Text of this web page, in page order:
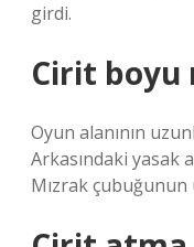
girdi.
Cirit boyu
Oyun alanının
Arkasındaki yasak
Mızrak çubuğunun